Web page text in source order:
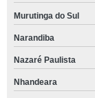
Murutinga do Sul
Narandiba
Nazaré Paulista
Nhandeara